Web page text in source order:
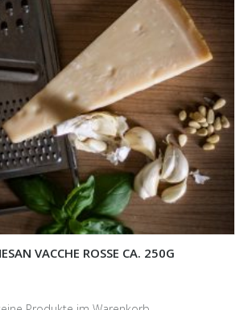
VACCHE ROSSE CA. 250G